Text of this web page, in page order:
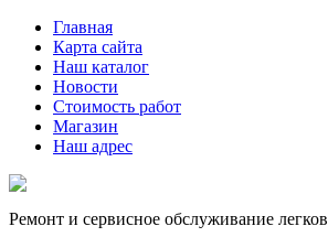
Главная
Карта сайта
Наш каталог
Новости
Стоимость работ
Магазин
Наш адрес
Ремонт и сервисное обслуживание